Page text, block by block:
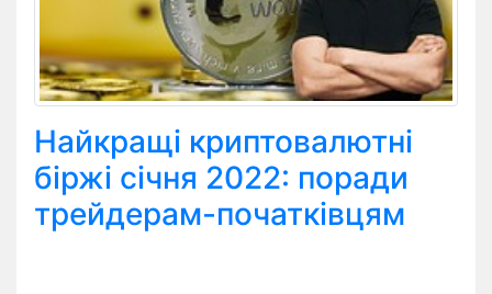
Найкращі криптовалютні
біржі січня 2022: поради
трейдерам-початківцям